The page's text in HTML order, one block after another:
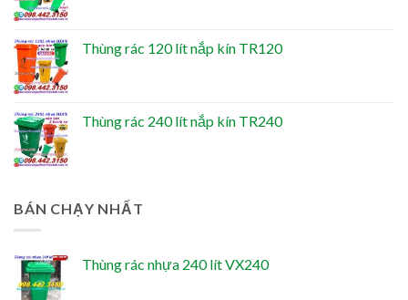
Thùng rác 120 lít nắp kín TR120
Thùng rác 240 lít nắp kín TR240
BÁN CHẠY NHẤT
Thùng rác nhựa 240 lít VX240